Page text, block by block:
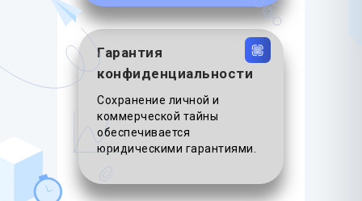
Гарантия
конфиденциальности
Сохранение личной и
коммерческой тайны
обеспечивается
юридическими гарантиями.